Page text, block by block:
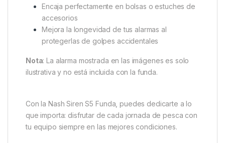
Encaja perfectamente en bolsas o estuches de
accesorios
Mejora la longevidad de tus alarmas al
protegerlas de golpes accidentales
Nota: La alarma mostrada en las imágenes es solo
ilustrativa y no está incluida con la funda.
Con la Nash Siren S5 Funda, puedes dedicarte a lo
que importa: disfrutar de cada jornada de pesca con
tu equipo siempre en las mejores condiciones.